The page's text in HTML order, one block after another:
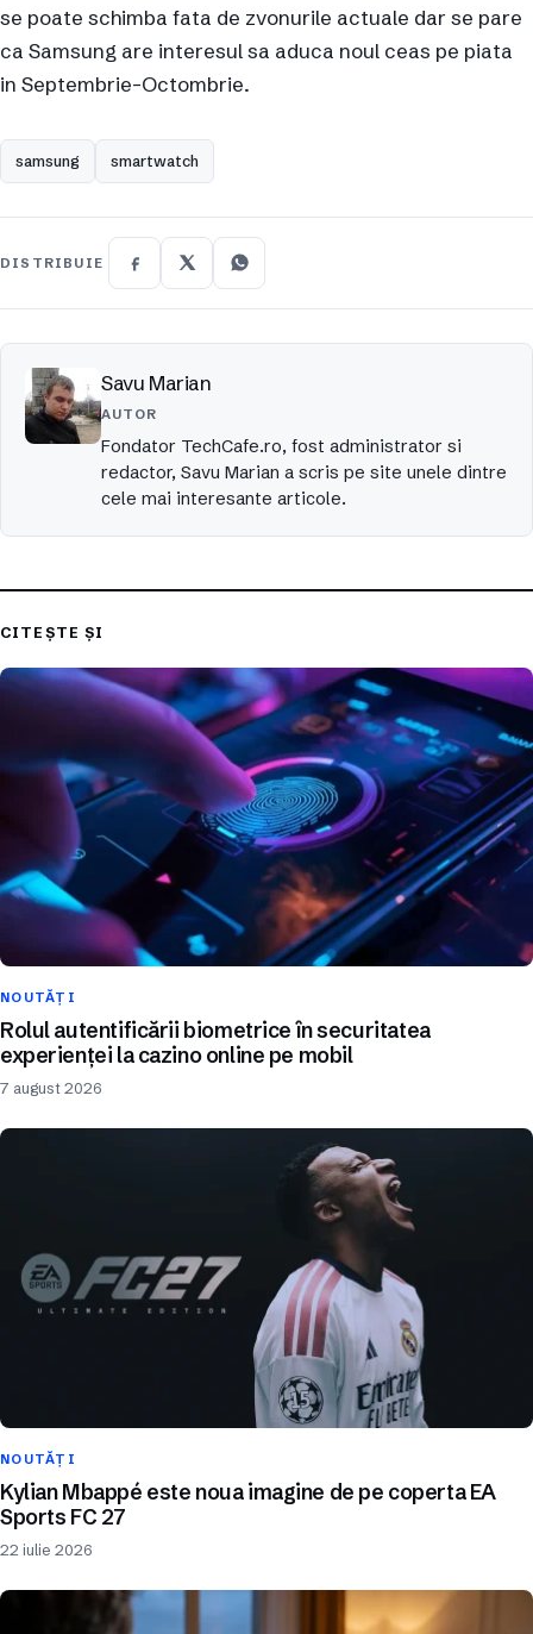
se poate schimba fata de zvonurile actuale dar se pare
ca Samsung are interesul sa aduca noul ceas pe piata
in Septembrie-Octombrie.
samsung smartwatch
DISTRIBUIE
Savu Marian
AUTOR
Fondator TechCafe.ro, fost administrator si
redactor, Savu Marian a scris pe site unele dintre
cele mai interesante articole.
CITEȘTE ȘI
NOUTĂȚI
Rolul autentificării biometrice în securitatea
experienței la cazino online pe mobil
7 august 2026
NOUTĂȚI
Kylian Mbappé este noua imagine de pe coperta EA
Sports FC 27
22 iulie 2026